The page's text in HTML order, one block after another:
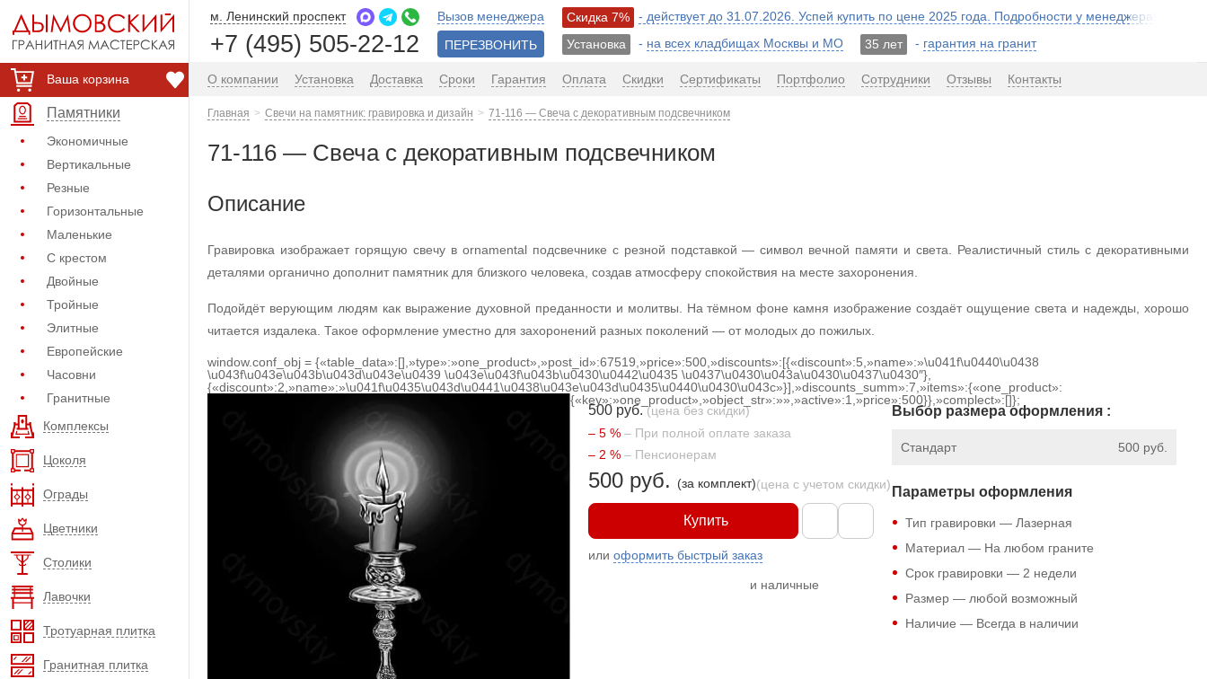
Ваша корзина
Памятники
Экономичные
Вертикальные
Резные
Горизонтальные
Маленькие
С крестом
Двойные
Тройные
Элитные
Европейские
Часовни
Гранитные
Комплексы
Цоколя
Ограды
Цветники
Столики
Лавочки
Тротуарная плитка
Гранитная плитка
м. Ленинский проспект
+7 (495) 505-22-12
Вызов менеджера
ПЕРЕЗВОНИТЬ
Скидка 7%
- действует до 31.07.2026. Успей купить по цене 2025 года. Подробности у менеджера!
Установка
- на всех кладбищах Москвы и МО 35 лет - гарантия на гранит
О компании Установка Доставка Сроки Гарантия Оплата Скидки Сертификаты Портфолио Сотрудники Отзывы Контакты
Главная Свечи на памятник: гравировка и дизайн 71-116 — Свеча с декоративным подсвечником
71-116 — Свеча с декоративным подсвечником
Описание
Гравировка изображает горящую свечу в ornamental подсвечнике с резной подставкой — символ вечной памяти и света. Реалистичный стиль с декоративными
деталями органично дополнит памятник для близкого человека, создав атмосферу спокойствия на месте захоронения.
Подойдёт верующим людям как выражение духовной преданности и молитвы. На тёмном фоне камня изображение создаёт ощущение света и надежды, хорошо
читается издалека. Такое оформление уместно для захоронений разных поколений — от молодых до пожилых.
window.conf_obj = {«table_data»:[],»type»:»one_product»,»post_id»:67519,»price»:500,»discounts»:[{«discount»:5,»name»:»\u041f\u0440\u0438
\u043f\u043e\u043b\u043d\u043e\u0439 \u043e\u043f\u043b\u0430\u0442\u0435 \u0437\u0430\u043a\u0430\u0437\u0430″},
{«discount»:2,»name»:»\u041f\u0435\u043d\u0441\u0438\u043e\u043d\u0435\u0440\u0430\u043c»}],»discounts_summ»:7,»items»:{«one_product»:
{«key»:»one_product»,»object_str»:»»,»active»:1,»price»:500}},»complect»:[]};
500 руб. (цена без скидки)
– 5 % – При полной оплате заказа
– 2 % – Пенсионерам
500 руб. (за комплект)(цена с учетом скидки)
Купить
илиоформить быстрый заказ
и наличные
Выбор размера оформления :
500 руб.
Стандарт
Параметры оформления
Тип гравировки — Лазерная
Материал — На любом граните
Срок гравировки — 2 недели
Размер — любой возможный
Наличие — Всегда в наличии